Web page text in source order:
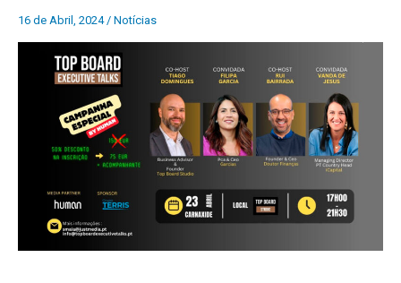
16 de Abril, 2024 / Notícias